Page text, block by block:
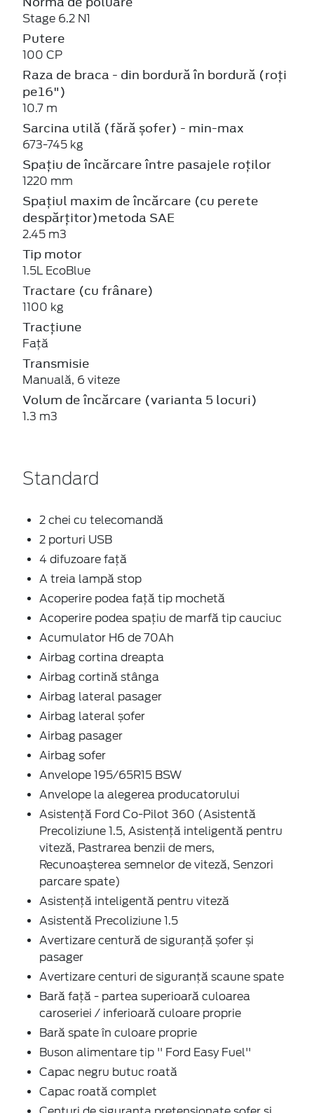
Stage 6.2 N1
Putere
100 CP
Raza de braca - din bordură în bordură (roți
pe16")
10.7 m
Sarcina utilă (fără șofer) - min-max
673-745 kg
Spațiu de încărcare între pasajele roților
1220 mm
Spațiul maxim de încărcare (cu perete
despărțitor)metoda SAE
2.45 m3
Tip motor
1.5L EcoBlue
Tractare (cu frânare)
1100 kg
Tracțiune
Față
Transmisie
Manuală, 6 viteze
Volum de încărcare (varianta 5 locuri)
1.3 m3
Standard
2 chei cu telecomandă
2 porturi USB
4 difuzoare față
A treia lampă stop
Acoperire podea față tip mochetă
Acoperire podea spațiu de marfă tip cauciuc
Acumulator H6 de 70Ah
Airbag cortina dreapta
Airbag cortină stânga
Airbag lateral pasager
Airbag lateral șofer
Airbag pasager
Airbag sofer
Anvelope 195/65R15 BSW
Anvelope la alegerea producatorului
Asistență Ford Co-Pilot 360 (Asistentă
Precoliziune 1.5, Asistență inteligentă pentru
viteză, Pastrarea benzii de mers,
Recunoașterea semnelor de viteză, Senzori
parcare spate)
Asistență inteligentă pentru viteză
Asistentă Precoliziune 1.5
Avertizare centură de siguranță șofer și
pasager
Avertizare centuri de siguranță scaune spate
Bară față - partea superioară culoarea
caroseriei / inferioară culoare proprie
Bară spate în culoare proprie
Buson alimentare tip '' Ford Easy Fuel''
Capac negru butuc roată
Capac roată complet